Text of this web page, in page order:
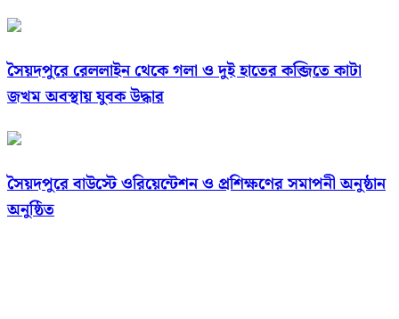
সৈয়দপুরে রেললাইন থেকে গলা ও দুই হাতের কব্জিতে কাটা
জখম অবস্থায় যুবক উদ্ধার
সৈয়দপুরে বাউস্টে ওরিয়েন্টেশন ও প্রশিক্ষণের সমাপনী অনুষ্ঠান
অনুষ্ঠিত